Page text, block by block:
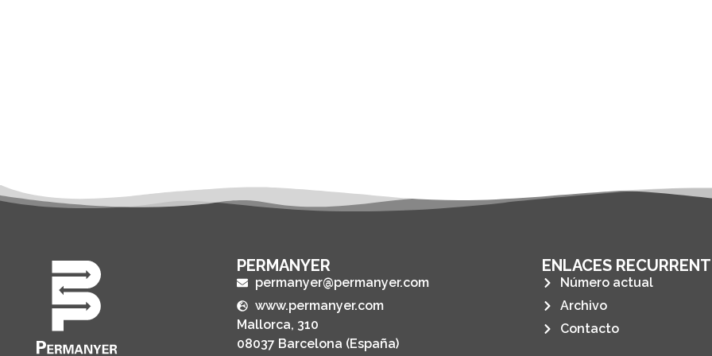
PERMANYER
permanyer@permanyer.com
www.permanyer.com
Mallorca, 310
08037 Barcelona (España)
ENLACES
Número actual
Archivo
Contacto